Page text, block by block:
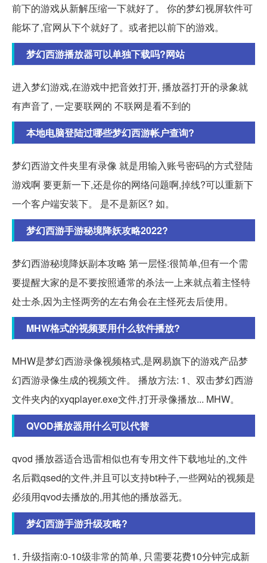
前下的游戏从新解压缩一下就好了。 你的梦幻视屏软件可
能坏了,官网从下个就好了。或者把以前下的游戏。
梦幻西游播放器可以单独下载吗?网站
进入梦幻游戏,在游戏中把音效打开, 播放器打开的录象就
有声音了, 一定要联网的 不联网是看不到的
本地电脑登陆过哪些梦幻西游帐户查询?
梦幻西游文件夹里有录像 就是用输入账号密码的方式登陆
游戏啊 要更新一下,还是你的网络问题啊,掉线?可以重新下
一个客户端安装下。 是不是新区? 如。
梦幻西游手游秘境降妖攻略2022?
梦幻西游秘境降妖副本攻略 第一层怪:很简单,但有一个需
要提醒大家的是不要按照通常的杀法一上来就点着主怪特
处士杀,因为主怪两旁的左右角会在主怪死去后使用。
MHW格式的视频要用什么软件播放?
MHW是梦幻西游录像视频格式,是网易旗下的游戏产品梦
幻西游录像生成的视频文件。 播放方法: 1、双击梦幻西游
文件夹内的xyqplayer.exe文件,打开录像播放... MHW。
QVOD播放器用什么可以代替
qvod 播放器适合迅雷相似也有专用文件下载地址的,文件
名后戳qsed的文件,并且可以支持bt种子,一些网站的视频是
必须用qvod去播放的,用其他的播放器无。
梦幻西游手游升级攻略?
1. 升级指南:0-10级非常的简单, 只需要花费10分钟完成新